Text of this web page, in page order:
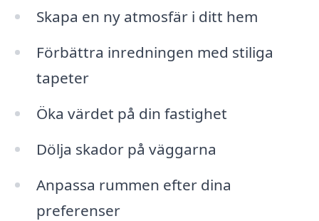
Skapa en ny atmosfär i ditt hem
Förbättra inredningen med stiliga
tapeter
Öka värdet på din fastighet
Dölja skador på väggarna
Anpassa rummen efter dina
preferenser